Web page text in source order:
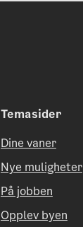
Temasider
Dine vaner
Nye muligheter
På jobben
Opplev byen